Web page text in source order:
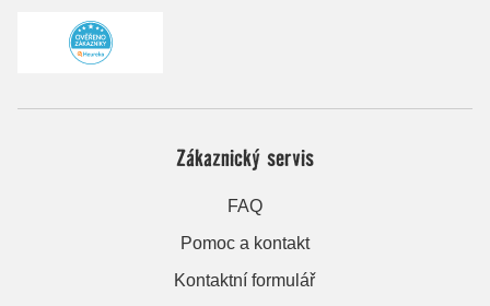
Zákaznický servis
FAQ
Pomoc a kontakt
Kontaktní formulář